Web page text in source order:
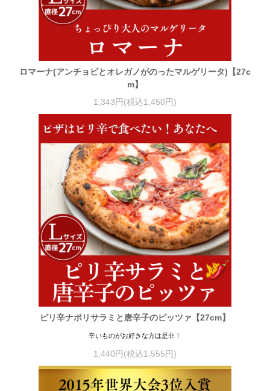
ロマーナ(アンチョビとオレガノがのったマルゲリータ)【27c
m】
1,343円(税込1,450円)
ピリ辛ナポリサラミと唐辛子のピッツァ【27cm】
辛いものがお好きな方は是非！
1,440円(税込1,555円)